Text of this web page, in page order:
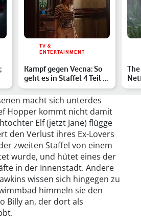
TV &
ENTERTAINMENT
Kampf gegen Vecna: So
geht es in Staffel 4 Teil 2
von Stranger Th…
macht sich unterdes
Hopper kommt nicht damit
Elf (jetzt Jane) flügge
den Verlust ihres Ex-Lovers
zweiten Staffel von einem
wurde, und hütet eines der
in der Innenstadt. Andere
wissen sich hingegen zu
himmeln sie den
Billy an, der dort als